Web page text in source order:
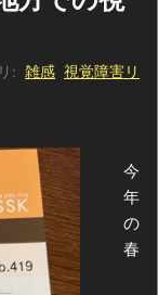
: 雑感 視覚障害リ
今
年
の
春